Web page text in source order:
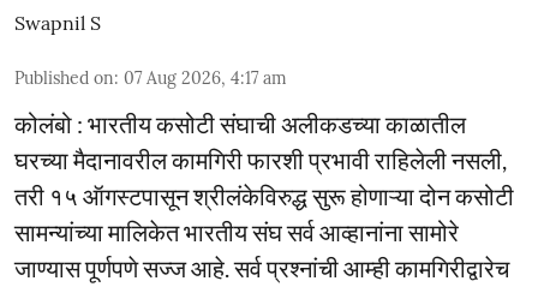
Swapnil S
Published on: 07 Aug 2026, 4:17 am
कोलंबो : भारतीय कसोटी संघाची अलीकडच्या काळातील
घरच्या मैदानावरील कामगिरी फारशी प्रभावी राहिलेली नसली,
तरी १५ ऑगस्टपासून श्रीलंकेविरुद्ध सुरू होणाऱ्या दोन कसोटी
सामन्यांच्या मालिकेत भारतीय संघ सर्व आव्हानांना सामोरे
जाण्यास पूर्णपणे सज्ज आहे. सर्व प्रश्नांची आम्ही कामगिरीद्वारेच